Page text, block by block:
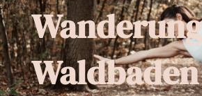
Waldbaden